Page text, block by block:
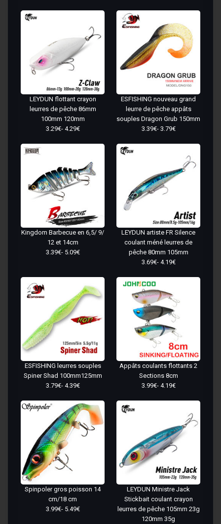
LEYDUN flottant crayon
leurres de pêche 86mm
100mm 120mm
3.29€- 4.29€
ESFISHING nouveau grand
leurre de pêche appâts
souples Dragon Grub 150mm
3.39€- 3.79€
Kingdom Barbecue en 6,5/ 9/
12 et 14cm
3.39€- 5.09€
LEYDUN artiste FR Silence
coulant méné leurres de
pêche 80mm 105mm
3.69€- 4.19€
ESFISHING leurres souples
Spiner Shad 100mm125mm
3.79€- 4.39€
Appâts coulants flottants 2
Sections 8cm
3.99€- 4.19€
Spinpoler gros poisson 14
cm/18 cm
3.99€- 5.49€
LEYDUN Ministre Jack
Stickbait coulant crayon
leurres de pêche 105mm 23g
120mm 35g